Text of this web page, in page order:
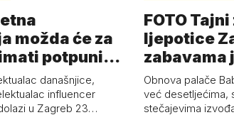
možda će za
potpuni
današnjice,
influencer
u Zagreb 23…
FOTO
ljepotice
zabavama
pud…
Obnova palače
već desetljećima,
stečajevima